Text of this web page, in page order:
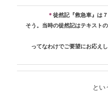
＊徒然記『救急車』は
そう。当時の徒然記はテキスト
ってなわけでご要望にお応え
とい